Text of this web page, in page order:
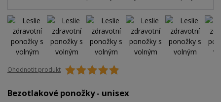
Ohodnotit produkt
Bezotlakové ponožky - unisex